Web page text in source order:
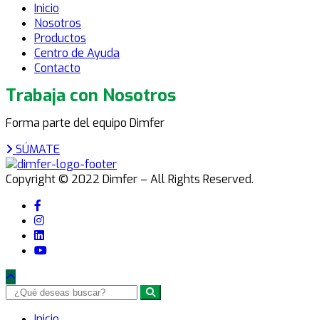
Inicio
Nosotros
Productos
Centro de Ayuda
Contacto
Trabaja con Nosotros
Forma parte del equipo Dimfer
SÚMATE
Copyright © 2022 Dimfer – All Rights Reserved.